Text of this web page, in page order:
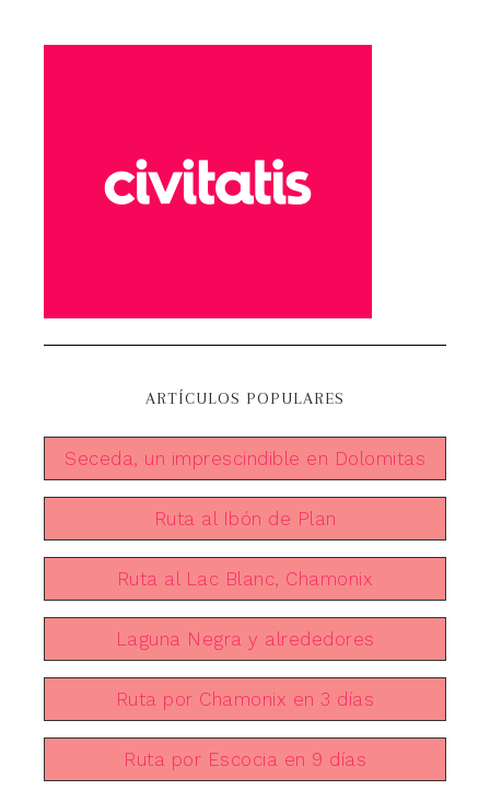
ARTÍCULOS POPULARES
Seceda, un imprescindible en Dolomitas
Ruta al Ibón de Plan
Ruta al Lac Blanc, Chamonix
Laguna Negra y alrededores
Ruta por Chamonix en 3 días
Ruta por Escocia en 9 días